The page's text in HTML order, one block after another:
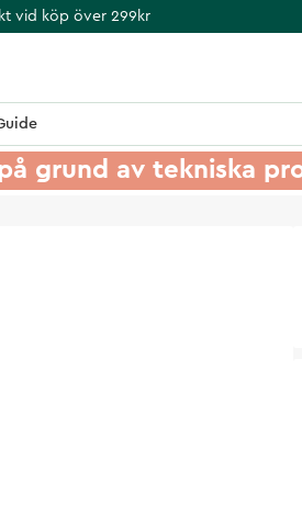
vid köp över 299kr
grund av tekniska